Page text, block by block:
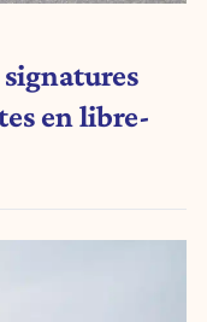
en libre-